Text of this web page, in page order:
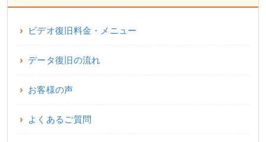
ビデオ復旧料金・メニュー
データ復旧の流れ
お客様の声
よくあるご質問